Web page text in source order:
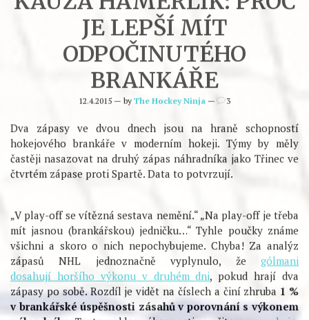
KAUZA HAMERLÍK: PROČ
JE LEPŠÍ MÍT
ODPOČINUTÉHO
BRANKÁŘE